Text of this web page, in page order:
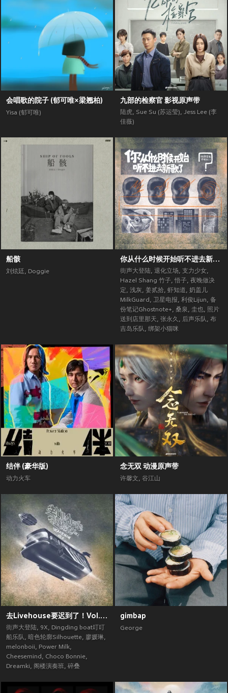
会唱歌的院子 (郁可唯×梁翘柏)
Yisa (郁可唯)
九部的检察官 影视原声带
陆虎, Sue Su (苏运莹), Jess Lee (李
佳薇)
船骸
刘炫廷, Doggie
你从什么时候开始听不进去新歌了？ (街声大登陆合辑Vol.5)
街声大登陆, 退化立场, 支力少女,
Hazel Shang 竹子, 悟子, 夜晚做决
定, 浅灰, 姜贰拾, 虾知道, 奶盖儿
MilkGuard, 卫星电报, 利俊Lijun, 备
份笔记Ghostnote+, 桑泉, 圭也, 照片
送到店里那天, 张永久, 后声乐队, 布
吉岛乐队, 绑架小猫咪
结伴 (豪华版)
动力火车
念无双 动漫原声带
许馨文, 谷江山
去Livehouse要迟到了！Vol.2 (街声大登陆合辑Vol.5)
街声大登陆, 9X, Dingding boat叮叮
船乐队, 暗色轮廓Silhouette, 廖媛琳,
melonboii, Power Milk,
Cheesemind, Choco Bonnie,
Dreamki, 阁楼演奏班, 碎叠
gimbap
George